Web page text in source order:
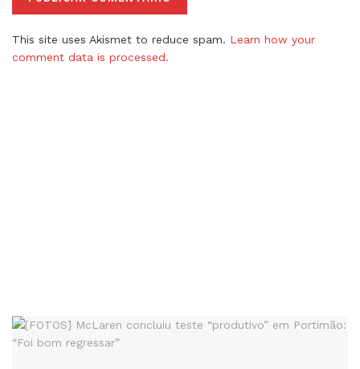
This site uses Akismet to reduce spam. Learn how your
comment data is processed.